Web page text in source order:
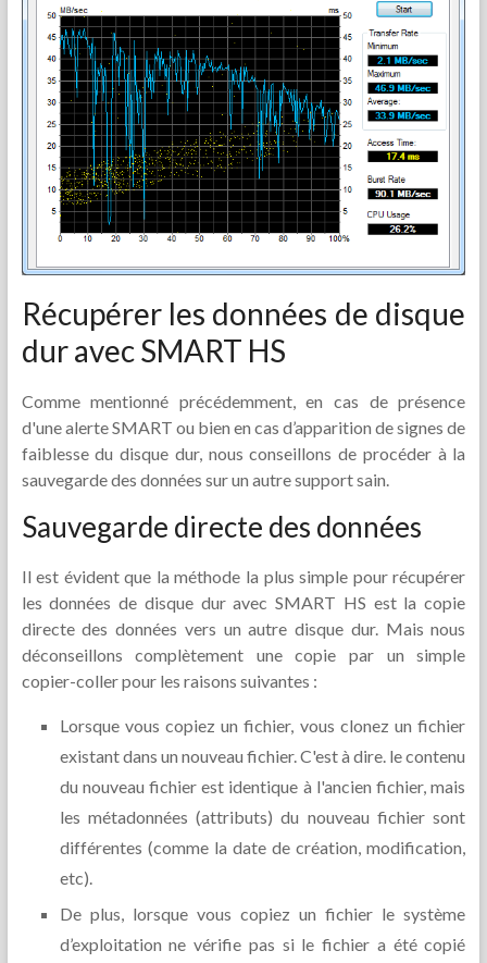
Récupérer les données de disque
dur avec SMART HS
Comme mentionné précédemment, en cas de présence
d'une alerte SMART ou bien en cas d’apparition de signes de
faiblesse du disque dur, nous conseillons de procéder à la
sauvegarde des données sur un autre support sain.
Sauvegarde directe des données
Il est évident que la méthode la plus simple pour récupérer
les données de disque dur avec SMART HS est la copie
directe des données vers un autre disque dur. Mais nous
déconseillons complètement une copie par un simple
copier-coller pour les raisons suivantes :
Lorsque vous copiez un fichier, vous clonez un fichier
existant dans un nouveau fichier. C'est à dire. le contenu
du nouveau fichier est identique à l'ancien fichier, mais
les métadonnées (attributs) du nouveau fichier sont
différentes (comme la date de création, modification,
etc).
De plus, lorsque vous copiez un fichier le système
d’exploitation ne vérifie pas si le fichier a été copié